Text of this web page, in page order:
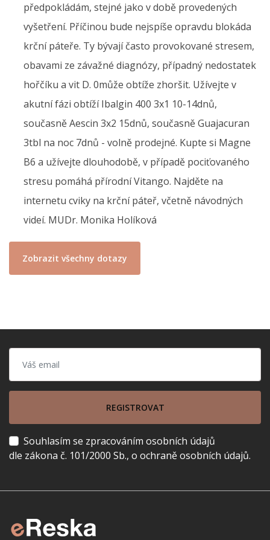
předpokládám, stejné jako v době provedených
vyšetření. Příčinou bude nejspíše opravdu blokáda
krční páteře. Ty bývají často provokované stresem,
obavami ze závažné diagnózy, případný nedostatek
hořčíku a vit D. 0může obtíže zhoršit. Užívejte v
akutní fázi obtíží Ibalgin 400 3x1 10-14dnů,
současně Aescin 3x2 15dnů, současně Guajacuran
3tbl na noc 7dnů - volně prodejné. Kupte si Magne
B6 a užívejte dlouhodobě, v případě pociťovaného
stresu pomáhá přírodní Vitango. Najděte na
internetu cviky na krční páteř, včetně návodných
videí. MUDr. Monika Holíková
Zobrazit všechny dotazy
REGISTROVAT
Souhlasím se zpracováním osobních údajů
dle zákona č. 101/2000 Sb., o ochraně osobních údajů.